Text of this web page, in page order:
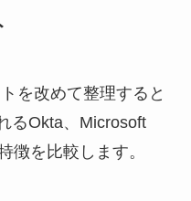
を改めて整理すると
るOkta、Microsoft
徴を比較します。